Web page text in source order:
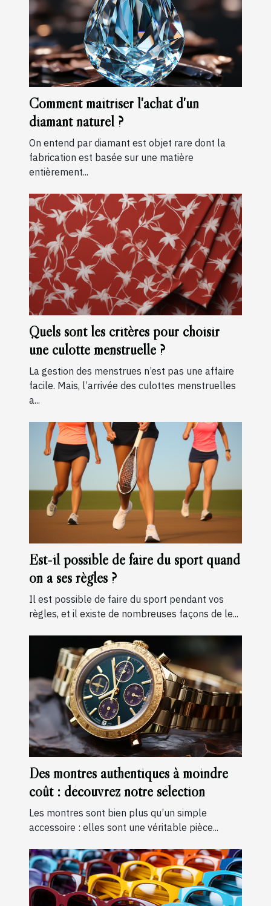
Comment maîtriser l'achat d'un
diamant naturel ?
On entend par diamant est objet rare dont la
fabrication est basée sur une matière
entièrement...
Quels sont les critères pour choisir
une culotte menstruelle ?
La gestion des menstrues n’est pas une affaire
facile. Mais, l’arrivée des culottes menstruelles
a...
Est-il possible de faire du sport quand
on a ses règles ?
Il est possible de faire du sport pendant vos
règles, et il existe de nombreuses façons de le...
Des montres authentiques à moindre
coût : découvrez notre sélection
Les montres sont bien plus qu’un simple
accessoire : elles sont une véritable pièce...